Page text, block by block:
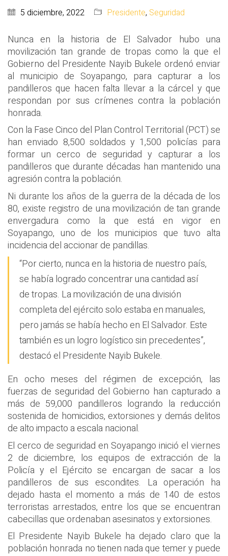
5 diciembre, 2022 Presidente, Seguridad
Nunca en la historia de El Salvador hubo una
movilización tan grande de tropas como la que el
Gobierno del Presidente Nayib Bukele ordenó enviar
al municipio de Soyapango, para capturar a los
pandilleros que hacen falta llevar a la cárcel y que
respondan por sus crímenes contra la población
honrada.
Con la Fase Cinco del Plan Control Territorial (PCT) se
han enviado 8,500 soldados y 1,500 policías para
formar un cerco de seguridad y capturar a los
pandilleros que durante décadas han mantenido una
agresión contra la población.
Ni durante los años de la guerra de la década de los
80, existe registro de una movilización de tan grande
envergadura como la que está en vigor en
Soyapango, uno de los municipios que tuvo alta
incidencia del accionar de pandillas.
“Por cierto, nunca en la historia de nuestro país,
se había logrado concentrar una cantidad así
de tropas. La movilización de una división
completa del ejército solo estaba en manuales,
pero jamás se había hecho en El Salvador. Este
también es un logro logístico sin precedentes”,
destacó el Presidente Nayib Bukele.
En ocho meses del régimen de excepción, las
fuerzas de seguridad del Gobierno han capturado a
más de 59,000 pandilleros logrando la reducción
sostenida de homicidios, extorsiones y demás delitos
de alto impacto a escala nacional.
El cerco de seguridad en Soyapango inició el viernes
2 de diciembre, los equipos de extracción de la
Policía y el Ejército se encargan de sacar a los
pandilleros de sus escondites. La operación ha
dejado hasta el momento a más de 140 de estos
terroristas arrestados, entre los que se encuentran
cabecillas que ordenaban asesinatos y extorsiones.
El Presidente Nayib Bukele ha dejado claro que la
población honrada no tienen nada que temer y puede